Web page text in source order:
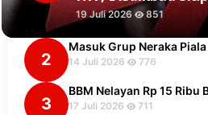
19 Juli 2026 851
2
Masuk Grup Neraka
14 Juli 2026 776
3
BBM Nelayan Rp 15
17 Juli 2026 711